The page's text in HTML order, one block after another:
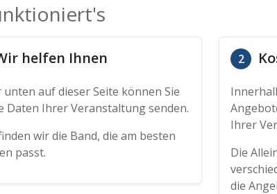
helfen Ihnen
unten auf dieser Seite können Sie
Daten Ihrer Veranstaltung senden.
wir die Band, die am besten
passt.
2
Ihrer
Die
die